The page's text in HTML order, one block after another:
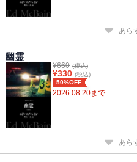
あら
幽霊
¥660 (税込)
¥330 (税込)
50%OFF
2026.08.20まで
あら